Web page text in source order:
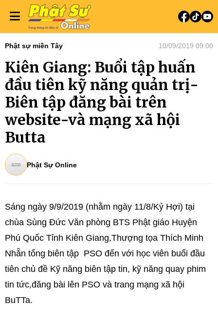
Phật sự miền Tây 10/09/2019 09:00
Kiên Giang: Buổi tập huấn
đầu tiên kỹ năng quản trị-
Biên tập đăng bài trên
website-và mạng xã hội
Butta
Phật Sự Online
Sáng ngày 9/9/2019 (nhằm ngày 11/8/Kỷ Hợi) tại
chùa Sùng Đức Văn phòng BTS Phật giáo Huyện
Phú Quốc Tỉnh Kiên Giang,Thượng tọa Thích Minh
Nhẵn tổng biên tập PSO đến với học viên buổi đầu
tiên chủ đề Kỹ năng biên tập tin, kỹ năng quay phim
tin tức,đăng bài lên PSO và trang mạng xã hội
BuTTa.